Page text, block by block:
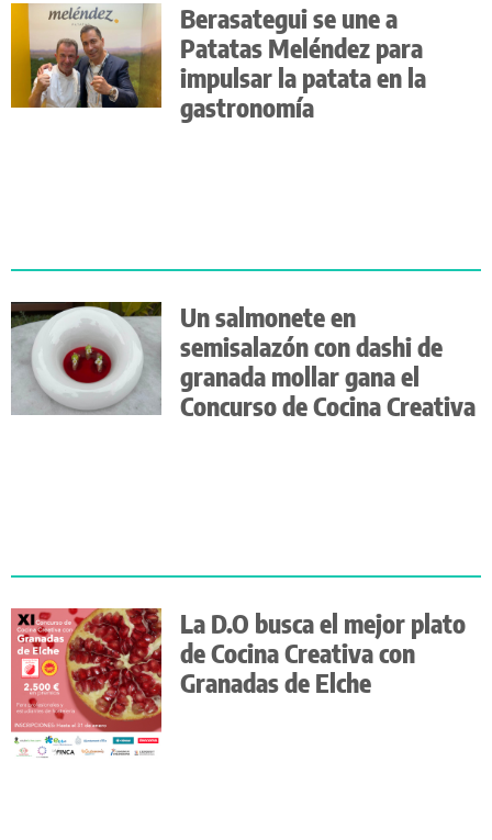
Berasategui se une a
Patatas Meléndez para
impulsar la patata en la
gastronomía
Un salmonete en
semisalazón con dashi de
granada mollar gana el
Concurso de Cocina Creativa
La D.O busca el mejor plato
de Cocina Creativa con
Granadas de Elche